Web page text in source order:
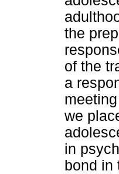
the
of the
a
we
in
bond in